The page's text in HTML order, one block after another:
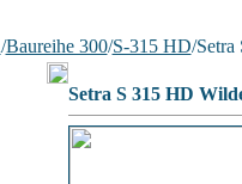
/Baureihe 300/S-315 HD/
Setra S 315 HD